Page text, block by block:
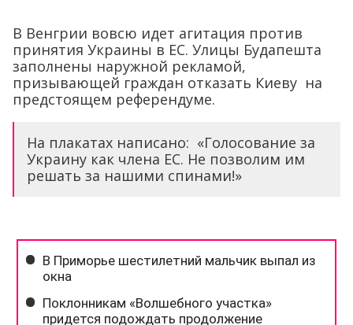
В Венгрии вовсю идет агитация против
принятия Украины в ЕС. Улицы Будапешта
заполнены наружной рекламой,
призывающей граждан отказать Киеву на
предстоящем референдуме.
На плакатах написано: «Голосование за
Украину как члена ЕС. Не позволим им
решать за нашими спинами!»